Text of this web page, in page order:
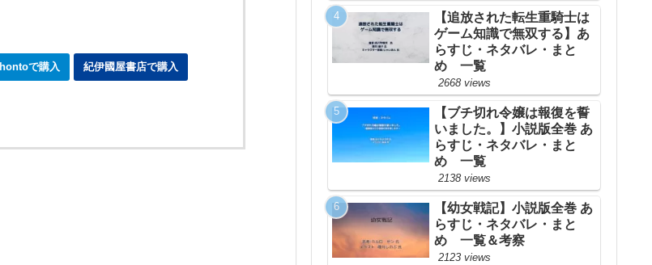
hontoで購入 紀伊國屋書店で購入
【追放された転生重騎士は
ゲーム知識で無双する】あ
らすじ・ネタバレ・まと
め 一覧
2668 views
【ブチ切れ令嬢は報復を誓
いました。】小説版全巻 あ
らすじ・ネタバレ・まと
め 一覧
2138 views
【幼女戦記】小説版全巻 あ
らすじ・ネタバレ・まと
め 一覧＆考察
2123 views